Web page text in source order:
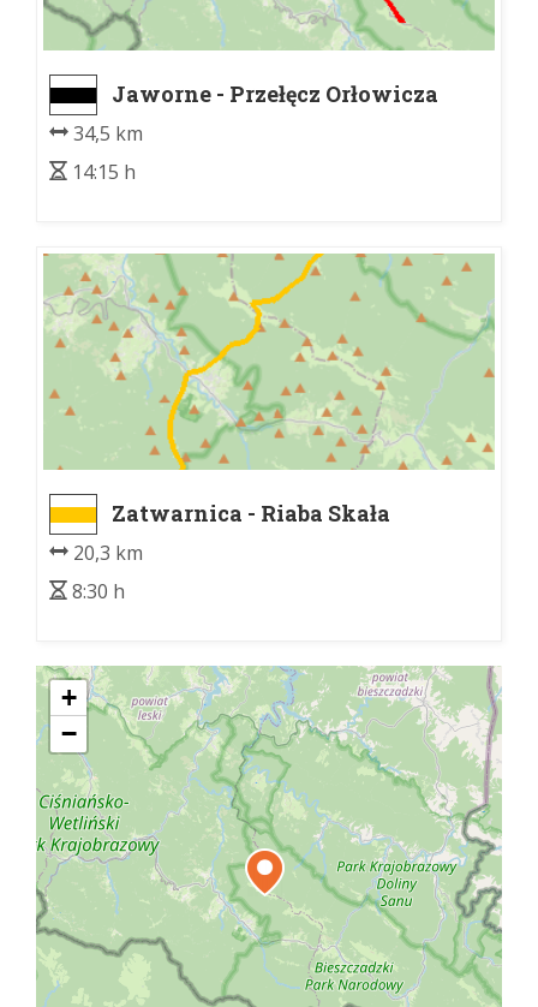
Jaworne - Przełęcz Orłowicza
34,5 km
14:15 h
Zatwarnica - Riaba Skała
20,3 km
8:30 h
+
−